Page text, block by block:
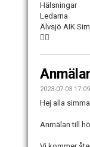
Hälsningar
Ledarna
Älvsjö AIK
🏊‍♀️
2023-07-03 17:09
Hej alla
Anmälan till